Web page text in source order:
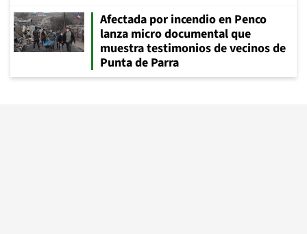
Afectada por incendio en Penco
lanza micro documental que
muestra testimonios de vecinos de
Punta de Parra